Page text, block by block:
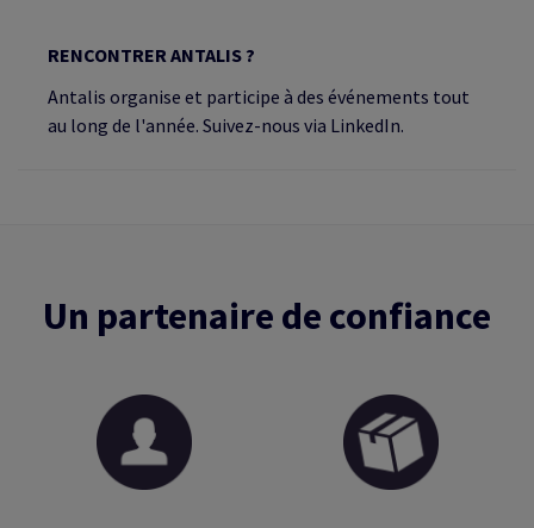
RENCONTRER ANTALIS ?
Antalis organise et participe à des événements tout
au long de l'année. Suivez-nous via LinkedIn.
Un partenaire de confiance